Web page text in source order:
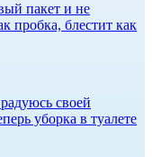
пакет и не
пробка, блестит как
своей
уборка в туалете